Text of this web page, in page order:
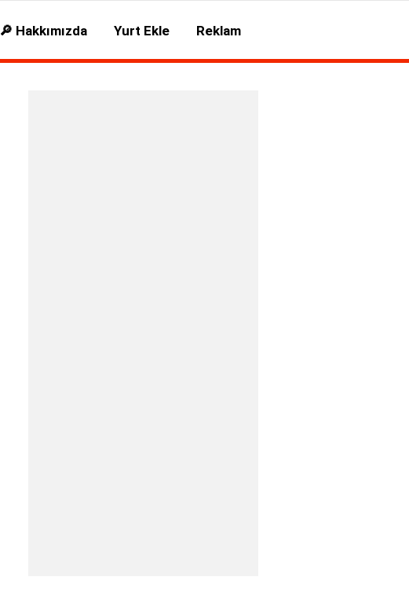
🔎 Hakkımızda Yurt Ekle Reklam